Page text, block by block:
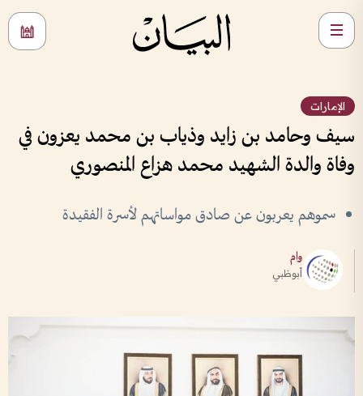
الإمارات
سيف وحامد بن زايد وذياب بن محمد يعزون في
وفاة والدة الشهيد محمد هزاع المنصوري
سموهم يعربون عن صادق مواساتهم لأسرة الفقيدة
وام
أبوظبي